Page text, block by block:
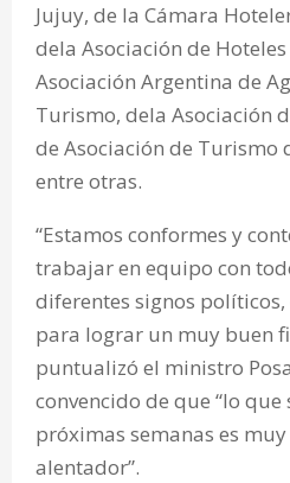
Jujuy, de la Cámara
dela Asociación de
Asociación Argentina de
Turismo, dela Asociación
de Asociación de Turismo
entre otras.
“Estamos conformes y
trabajar en equipo con
diferentes signos
para lograr un muy buen
puntualizó el ministro
convencido de que “lo que
próximas semanas es
alentador”.